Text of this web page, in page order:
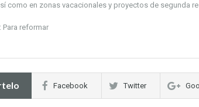
como en zonas vacacionales y proyectos de segunda
Para reformar
Facebook Twitter